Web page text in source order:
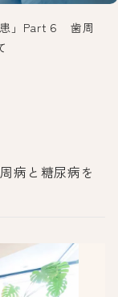
患」Part６ 歯周
病と糖尿病を